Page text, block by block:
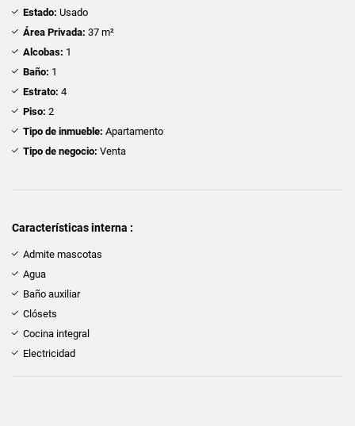
Estado: Usado
Área Privada: 37 m²
Alcobas: 1
Baño: 1
Estrato: 4
Piso: 2
Tipo de inmueble: Apartamento
Tipo de negocio: Venta
Características interna :
Admite mascotas
Agua
Baño auxiliar
Clósets
Cocina integral
Electricidad